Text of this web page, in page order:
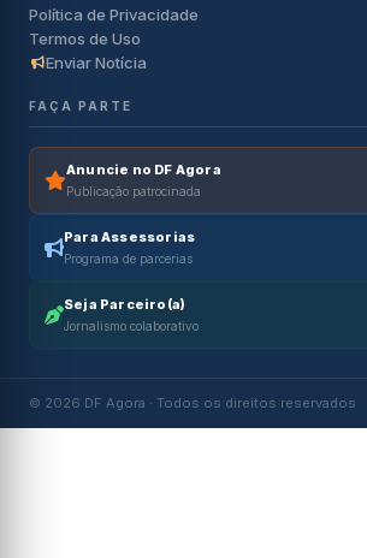
Política de Privacidade
Termos de Uso
Enviar Notícia
FAÇA PARTE
Anuncie no DF Agora
Publicação patrocinada
Para Assessorias
Programa de parcerias
Seja Parceiro(a)
Jornalismo colaborativo
© 2026 DF Agora · Todos os direitos reservados